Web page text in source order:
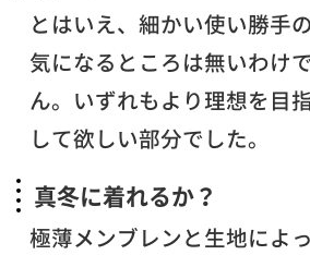
とはいえ、細かい使い勝手
気になるところは無いわけ
ん。いずれもより理想を目
して欲しい部分でした。
真冬に着れるか？
極薄メンブレンと生地によ